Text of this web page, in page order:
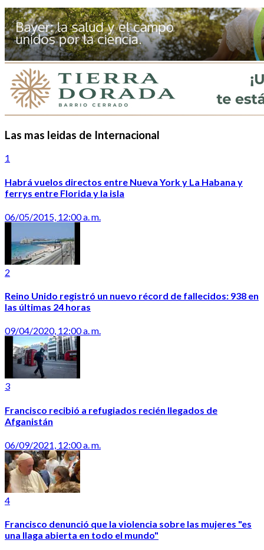
Las mas leidas de Internacional
1
Habrá vuelos directos entre Nueva York y La Habana y
ferrys entre Florida y la isla
06/05/2015, 12:00 a. m.
2
Reino Unido registró un nuevo récord de fallecidos: 938 en
las últimas 24 horas
09/04/2020, 12:00 a. m.
3
Francisco recibió a refugiados recién llegados de
Afganistán
06/09/2021, 12:00 a. m.
4
Francisco denunció que la violencia sobre las mujeres "es
una llaga abierta en todo el mundo"